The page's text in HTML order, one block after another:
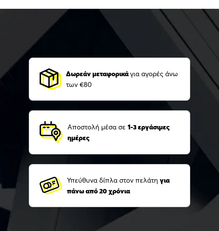
Δωρεάν μεταφορικάγια αγορές άνω
των €80
Αποστολή μέσα σε 1-3 εργάσιμες
ημέρες
Υπεύθυνα δίπλα στον πελάτη για
πάνω από 20 χρόνια